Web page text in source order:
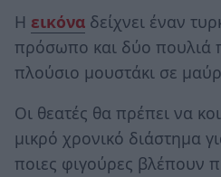
Η εικόνα δείχνει έναν
πρόσωπο και δύο πουλιά
πλούσιο μουστάκι σε
Οι θεατές θα πρέπει να
μικρό χρονικό διάστημα
ποιες φιγούρες βλέπουν